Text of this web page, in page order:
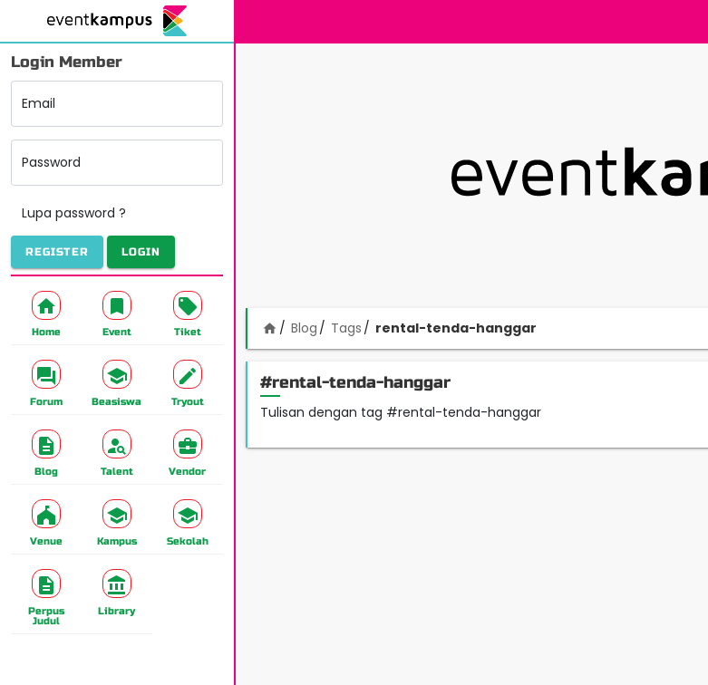
Login Member
Email
Password
Lupa password ?
REGISTER LOGIN
Home Event Tiket
Forum Beasiswa Tryout
Blog Talent Vendor
Venue Kampus Sekolah
Perpus
Judul
Library
home Blog Tags rental-tenda-hanggar
#rental-tenda-hanggar
Tulisan dengan tag #rental-tenda-hanggar